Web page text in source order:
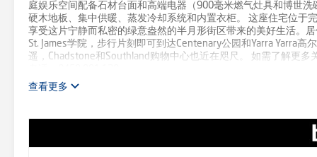
庭娱乐空间配备石材台面和高端电器（900毫米燃气灶具和博世
硬木地板、集中供暖、蒸发冷却系统和内置衣柜。 这座住宅位于
享受这片宁静而私密的绿意盎然的半月形街区带来的美好生活。
St. James学院，步行片刻即可到达Centenary公园和Yarra Yarra
遥，Chadstone和Southland购物中心也近在咫尺。 如需了解更
查看更多